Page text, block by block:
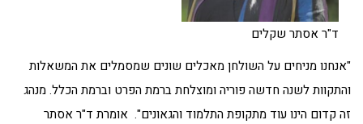
ד"ר אסתר שקלים
"אנחנו מניחים על השולחן מאכלים שונים שמסמלים את המשאלות
והתקוות לשנה חדשה פוריה ומוצלחת ברמת הפרט וברמת הכלל. מנהג
זה קדום הינו עוד מתקופת התלמוד והגאונים". אומרת ד"ר אסתר